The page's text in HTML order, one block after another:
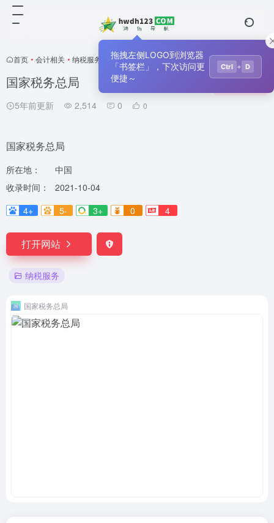
首页 • 会计相关 • 纳税服务 正文
国家税务总局
5年前更新 2,514 0 0
国家税务总局
所在地：
中国
收录时间：
2021-10-04
4+
5- 3+ 0 4
打开网站
纳税服务
国家税务总局
拖拽左侧LOGO到浏览器
「书签栏」，下次访问更
便捷～
Ctrl + D